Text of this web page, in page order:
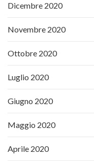
Dicembre 2020
Novembre 2020
Ottobre 2020
Luglio 2020
Giugno 2020
Maggio 2020
Aprile 2020